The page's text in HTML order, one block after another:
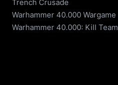
Trench Crusade
Warhammer 40.000 Wargame
Warhammer 40.000: Kill Team